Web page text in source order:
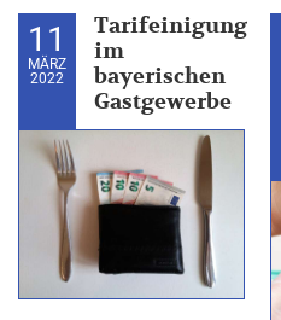
11
MÄRZ
2022
Tarifeinigung
im
bayerischen
Gastgewerbe